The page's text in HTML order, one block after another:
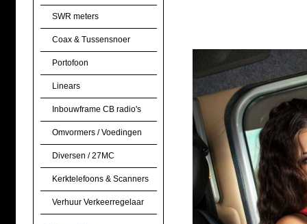
SWR meters
Coax & Tussensnoer
Portofoon
Linears
Inbouwframe CB radio's
Omvormers / Voedingen
Diversen / 27MC
Kerktelefoons & Scanners
Verhuur Verkeerregelaar